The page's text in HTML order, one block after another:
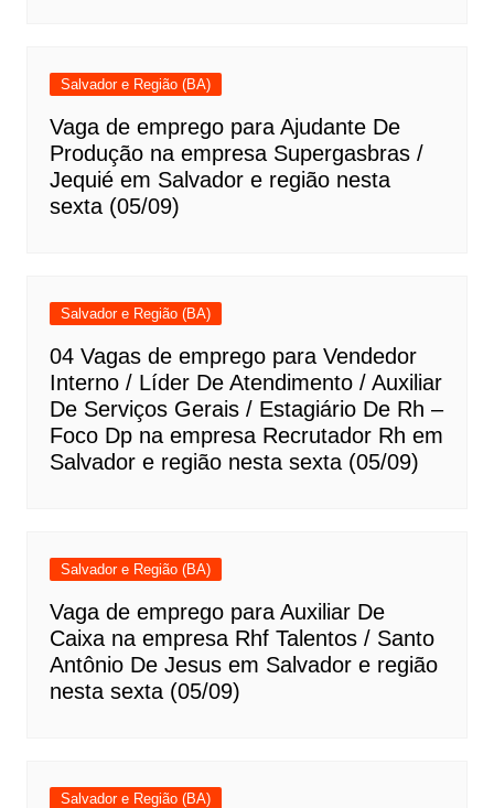
Salvador e Região (BA)
Vaga de emprego para Ajudante De
Produção na empresa Supergasbras /
Jequié em Salvador e região nesta
sexta (05/09)
Salvador e Região (BA)
04 Vagas de emprego para Vendedor
Interno / Líder De Atendimento / Auxiliar
De Serviços Gerais / Estagiário De Rh –
Foco Dp na empresa Recrutador Rh em
Salvador e região nesta sexta (05/09)
Salvador e Região (BA)
Vaga de emprego para Auxiliar De
Caixa na empresa Rhf Talentos / Santo
Antônio De Jesus em Salvador e região
nesta sexta (05/09)
Salvador e Região (BA)